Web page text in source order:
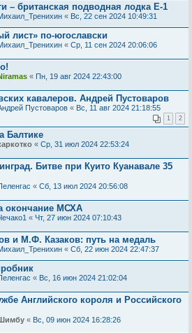
– британская подводная лодка Е-1
« Вс, 22 сен 2024 10:49:31
лист» по-югославски
« Ср, 11 сен 2024 20:06:06
« Пн, 19 авг 2024 22:43:00
кавалеров. Андрей Пустоваров
Пустоваров « Вс, 11 авг 2024 21:18:55
1 2
Балтике
« Ср, 31 июл 2024 22:53:24
Битве при Куито Куанавале 35
« Сб, 13 июл 2024 20:56:08
окончание МСХА
« Чт, 27 июн 2024 07:10:43
и М.Ф. Казаков: путь на медаль
« Сб, 22 июн 2024 22:47:37
« Вс, 16 июн 2024 21:02:04
Английского короля и Российского
« Вс, 09 июн 2024 16:28:26